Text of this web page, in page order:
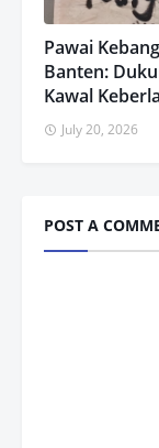
Pawai
Banten:
Kawal
July 20, 2026
POST A